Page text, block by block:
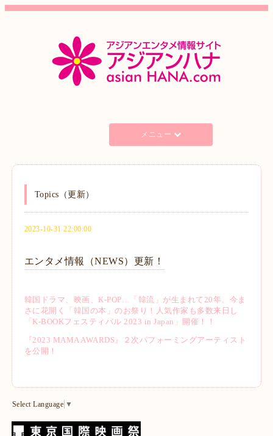
メニュー
Topics（更新）
2023-10-31 22:00:00
エンタメ情報（NEWS）更新！
韓国ドラマ、映画、K-POP…「韓流」が生まれて20年、今ま
さに花開く「韓国の本」のお祭り！人気作家も多数来日し
「K-BOOKフェスティバル 2023 in Japan」開催！！
『2023 MAMA AWARDS』２次パフォーミングアーティスト
を公開！
Select Language ▼